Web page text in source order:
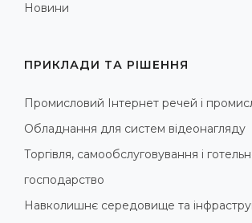
Новини
ПРИКЛАДИ ТА РІШЕННЯ
Промисловий Інтернет речей і
Обладнання для систем відеонагляду
Торгівля, самообслуговування і
господарство
Навколишнє середовище та